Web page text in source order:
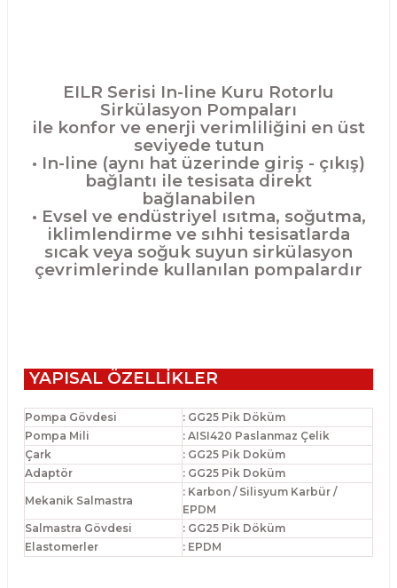
EILR Serisi In-line Kuru Rotorlu
Sirkülasyon Pompaları
ile konfor ve enerji verimliliğini en üst
seviyede tutun
• In-line (aynı hat üzerinde giriş - çıkış)
bağlantı ile tesisata direkt
bağlanabilen
• Evsel ve endüstriyel ısıtma, soğutma,
iklimlendirme ve sıhhi tesisatlarda
sıcak veya soğuk suyun sirkülasyon
çevrimlerinde kullanılan pompalardır
YAPISAL ÖZELLİKLER
Pompa Gövdesi
: GG25 Pik Döküm
Pompa Mili
: AISI420 Paslanmaz Çelik
Çark
: GG25 Pik Doküm
Adaptör
: GG25 Pik Doküm
Mekanik Salmastra
: Karbon / Silisyum Karbür /
EPDM
Salmastra Gövdesi
: GG25 Pik Döküm
Elastomerler
: EPDM